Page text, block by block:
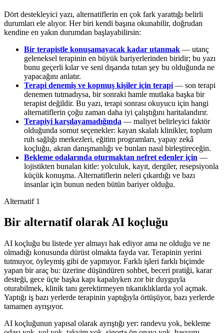
Dört destekleyici yazı, alternatiflerin en çok fark yarattığı belirli
durumları ele alıyor. Her biri kendi başına okunabilir, doğrudan
kendine en yakın durumdan başlayabilirsin:
Bir terapistle konuşamayacak kadar utanmak — utanç
geleneksel terapinin en büyük bariyerlerinden biridir; bu yazı
bunu geçerli kılar ve seni dışarıda tutan şey bu olduğunda ne
yapacağını anlatır.
Terapi denemiş ve kopmuş kişiler için terapi — son terapi
denemen tutmadıysa, bir sonraki hamle mutlaka başka bir
terapist değildir. Bu yazı, terapi sonrası okuyucu için hangi
alternatiflerin çoğu zaman daha iyi çalıştığını haritalandırır.
Terapiyi karşılayamadığında — maliyet belirleyici faktör
olduğunda somut seçenekler: kayan skalalı klinikler, toplum
ruh sağlığı merkezleri, eğitim programları, yapay zekâ
koçluğu, akran danışmanlığı ve bunları nasıl birleştireceğin.
Bekleme odalarında oturmaktan nefret edenler için —
lojistikten bunalan kitle: yolculuk, kayıt, dergiler, resepsiyonla
küçük konuşma. Alternatiflerin neleri çıkardığı ve bazı
insanlar için bunun neden bütün bariyer olduğu.
Alternatif 1
Bir alternatif olarak AI koçluğu
AI koçluğu bu listede yer almayı hak ediyor ama ne olduğu ve ne
olmadığı konusunda dürüst olmakta fayda var. Terapinin yerini
tutmuyor, öyleymiş gibi de yapmıyor. Farklı işleri farklı biçimde
yapan bir araç bu: üzerine düşündüren sohbet, beceri pratiği, karar
desteği, gece üçte başka kapı kapalıyken zor bir duyguyla
oturabilmek, klinik tanı gerektirmeyen tıkanıklıklarda yol açmak.
Yaptığı iş bazı yerlerde terapinin yaptığıyla örtüşüyor, bazı yerlerde
tamamen ayrışıyor.
AI koçluğunun yapısal olarak ayrıştığı yer: randevu yok, bekleme